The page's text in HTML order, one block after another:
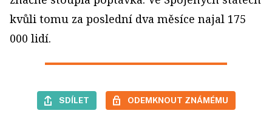
kvůli tomu za poslední dva měsíce najal 175
000 lidí.
SDÍLET ODEMKNOUT ZNÁMÉMU